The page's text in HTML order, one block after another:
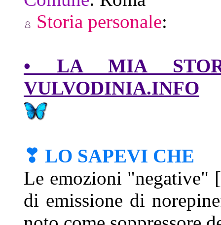
Storia personale:
• LA MIA
VULVODINIA.INFO
❣ LO SAPEVI CHE
Le emozioni "negative"
di emissione di